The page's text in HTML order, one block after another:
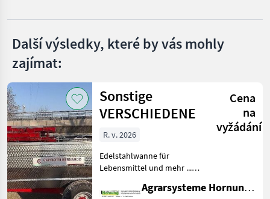
Provitis
všech 8
MARKETPLACE
Marketplace
Nabídky
prodejců
Inzeráty
Další výsledky, které by vás mohly
zajímat:
Sonstige
VERSCHIEDENE
Cena
na
vyžádání
R. v. 2026
Edelstahlwanne für
Lebensmittel und mehr ...
Tridem Zweiachser mit
Agrarsysteme Hornung GmbH & Co. KG